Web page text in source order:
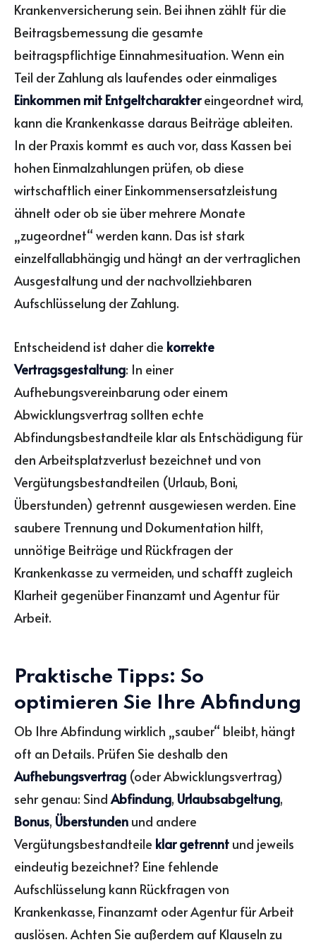
Krankenversicherung sein. Bei ihnen zählt für die
Beitragsbemessung die gesamte
beitragspflichtige Einnahmesituation. Wenn ein
Teil der Zahlung als laufendes oder einmaliges
Einkommen mit Entgeltcharaktereingeordnet wird,
kann die Krankenkasse daraus Beiträge ableiten.
In der Praxis kommt es auch vor, dass Kassen bei
hohen Einmalzahlungen prüfen, ob diese
wirtschaftlich einer Einkommensersatzleistung
ähnelt oder ob sie über mehrere Monate
„zugeordnet“ werden kann. Das ist stark
einzelfallabhängig und hängt an der vertraglichen
Ausgestaltung und der nachvollziehbaren
Aufschlüsselung der Zahlung.
Entscheidend ist daher die korrekte
Vertragsgestaltung: In einer
Aufhebungsvereinbarung oder einem
Abwicklungsvertrag sollten echte
Abfindungsbestandteile klar als Entschädigung für
den Arbeitsplatzverlust bezeichnet und von
Vergütungsbestandteilen (Urlaub, Boni,
Überstunden) getrennt ausgewiesen werden. Eine
saubere Trennung und Dokumentation hilft,
unnötige Beiträge und Rückfragen der
Krankenkasse zu vermeiden, und schafft zugleich
Klarheit gegenüber Finanzamt und Agentur für
Arbeit.
Praktische Tipps: So
optimieren Sie Ihre Abfindung
Ob Ihre Abfindung wirklich „sauber“ bleibt, hängt
oft an Details. Prüfen Sie deshalb den
Aufhebungsvertrag (oder Abwicklungsvertrag)
sehr genau: SindAbfindung, Urlaubsabgeltung,
Bonus, Überstunden und andere
Vergütungsbestandteile klar getrennt und jeweils
eindeutig bezeichnet? Eine fehlende
Aufschlüsselung kann Rückfragen von
Krankenkasse, Finanzamt oder Agentur für Arbeit
auslösen. Achten Sie außerdem auf Klauseln zu